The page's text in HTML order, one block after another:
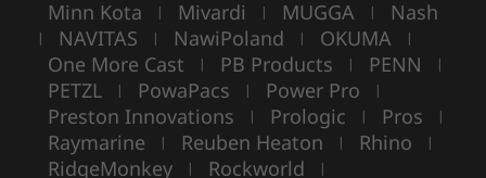
Minn Kota | Mivardi | MUGGA | Nash
| NAVITAS | NawiPoland | OKUMA |
One More Cast | PB Products | PENN |
PETZL | PowaPacs | Power Pro |
Preston Innovations | Prologic | Pros |
Raymarine | Reuben Heaton | Rhino |
RidgeMonkey | Rockworld |